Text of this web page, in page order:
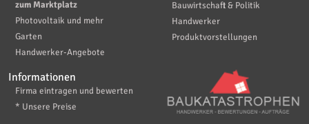
zum Marktplatz
Photovoltaik und mehr
Garten
Handwerker-Angebote
Bauwirtschaft & Politik
Handwerker
Produktvorstellungen
Informationen
Firma eintragen und bewerten
* Unsere Preise